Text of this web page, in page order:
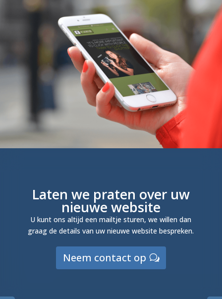
Laten we praten over uw
nieuwe website
U kunt ons altijd een mailtje sturen, we willen dan
graag de details van uw nieuwe website bespreken.
Neem contact op